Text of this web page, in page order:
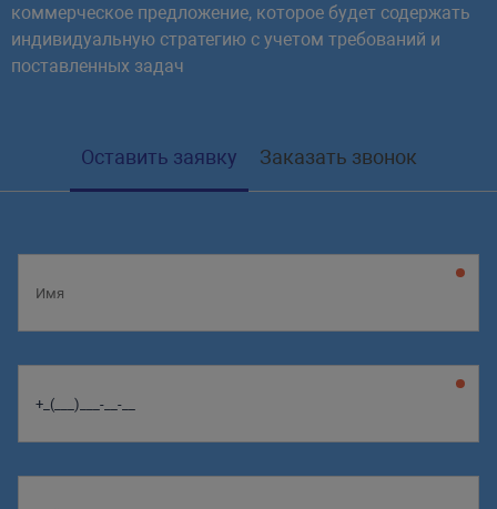
коммерческое предложение, которое будет содержать
индивидуальную стратегию с учетом требований и
поставленных задач
Оставить заявку Заказать звонок